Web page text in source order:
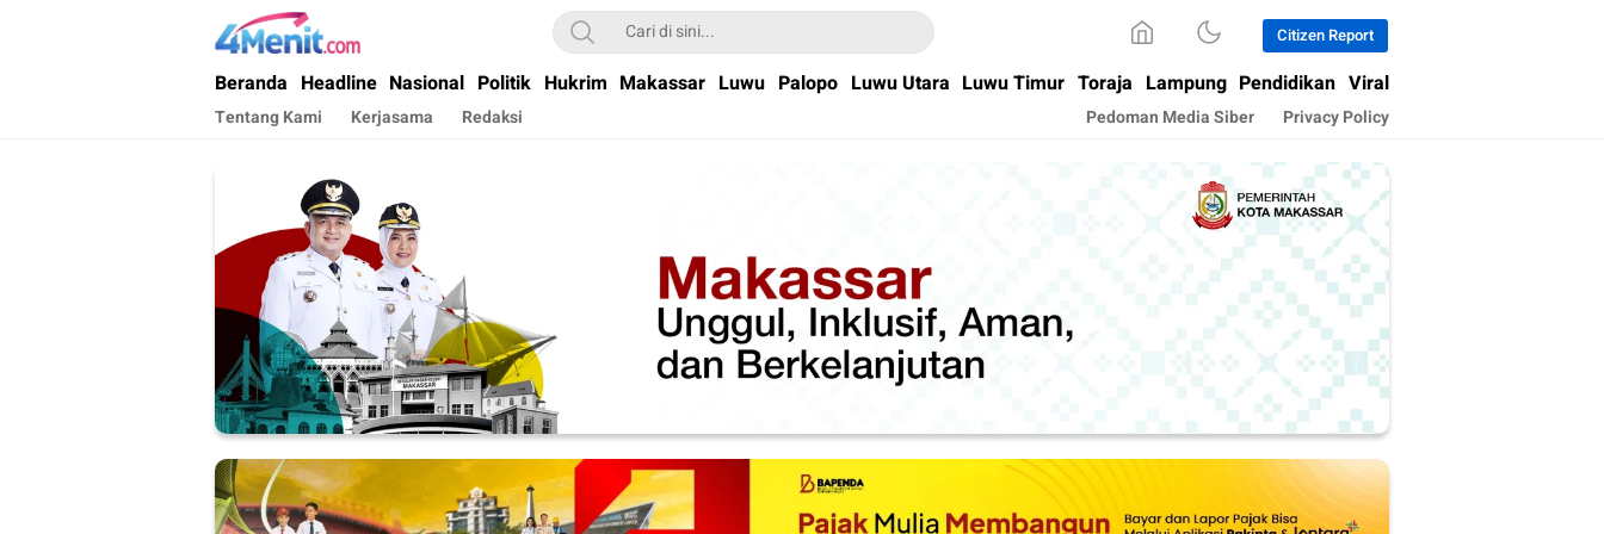
4menit.com
Mengungkap Kisah, Setiap Hari
Citizen Report
Beranda Headline Nasional Politik Hukrim Makassar Luwu Palopo Luwu Utara Luwu Timur Toraja Lampung Pendidikan Viral
Tentang Kami Kerjasama Redaksi Pedoman Media Siber Privacy Policy